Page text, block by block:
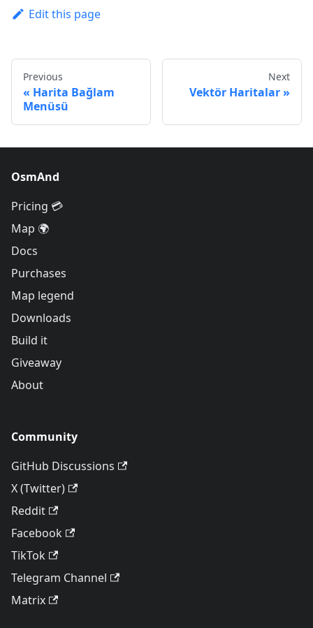
Edit this page
Previous
Harita Bağlam
Menüsü
Next
Vektör Haritalar
OsmAnd
Pricing 💳
Map 🌍
Docs
Purchases
Map legend
Downloads
Build it
Giveaway
About
Community
GitHub Discussions
X (Twitter)
Reddit
Facebook
TikTok
Telegram Channel
Matrix